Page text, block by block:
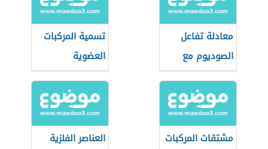
معادلة تفاعل
الصوديوم مع
الماء
تسمية المركبات
العضوية
مشتقات المركبات
العناصر الفلزية